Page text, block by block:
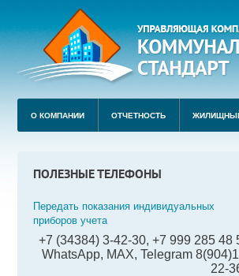
О КОМПАНИИ ОТЧЕТНОСТЬ
ПОЛЕЗНЫЕ ТЕЛЕФОНЫ
Передать показания индивидуальных
приборов учета
+7 (34384) 3-42-30, +7 999 285 48
WhatsApp, MAX, Telegram
22-